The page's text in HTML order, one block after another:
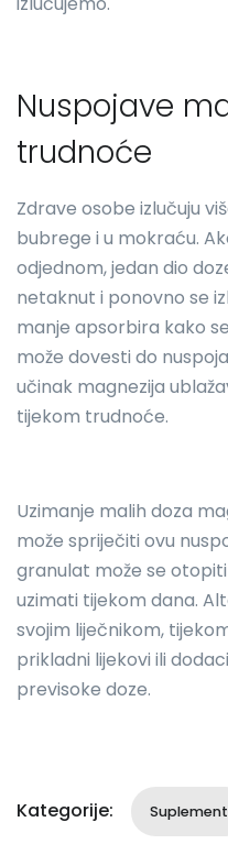
Nuspojave
trudnoće
Zdrave osobe izlučuju
bubrege i u mokraću.
odjednom, jedan dio
netaknut i ponovno se
manje apsorbira kako
može dovesti do
učinak magnezija
tijekom trudnoće.
Uzimanje malih doza
može spriječiti ovu
granulat može se
uzimati tijekom dana.
svojim liječnikom,
prikladni lijekovi ili
previsoke doze.
Kategorije: